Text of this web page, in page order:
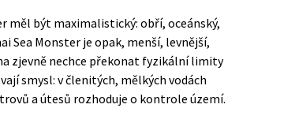
měl být maximalistický: obří, oceánský,
Sea Monster je opak, menší, levnější,
zjevně nechce překonat fyzikální limity
smysl: v členitých, mělkých vodách
a útesů rozhoduje o kontrole území.